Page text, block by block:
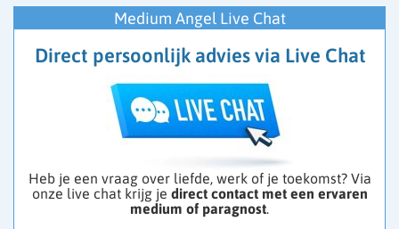
Medium Angel Live Chat
Direct persoonlijk advies via Live Chat
Heb je een vraag over liefde, werk of je toekomst? Via
onze live chat krijg je direct contact met een ervaren
medium of paragnost.